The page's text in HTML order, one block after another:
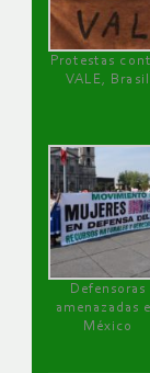
Protestas
VALE, Brasil
Defensoras
amenazadas
México